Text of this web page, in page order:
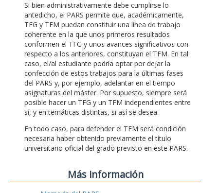
Si bien administrativamente debe cumplirse lo
antedicho, el PARS permite que, académicamente,
TFG y TFM puedan constituir una línea de trabajo
coherente en la que unos primeros resultados
conformen el TFG y unos avances significativos con
respecto a los anteriores, constituyan el TFM. En tal
caso, el/al estudiante podría optar por dejar la
confección de estos trabajos para la últimas fases
del PARS y, por ejemplo, adelantar en el tiempo
asignaturas del máster. Por supuesto, siempre será
posible hacer un TFG y un TFM independientes entre
sí, y en temáticas distintas, si así se desea.
En todo caso, para defender el TFM será condición
necesaria haber obtenido previamente el título
universitario oficial del grado previsto en este PARS.
Más información